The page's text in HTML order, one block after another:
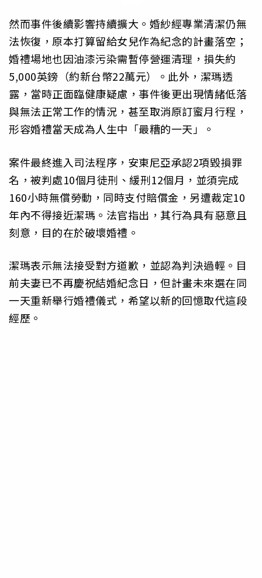
然而事件後續影響持續擴大。婚紗經專業清潔仍無
法恢復，原本打算留給女兒作為紀念的計畫落空；
婚禮場地也因油漆污染需暫停營運清理，損失約
5,000英鎊（約新台幣22萬元）。此外，潔瑪透
露，當時正面臨健康疑慮，事件後更出現情緒低落
與無法正常工作的情況，甚至取消原訂蜜月行程，
形容婚禮當天成為人生中「最糟的一天」。
案件最終進入司法程序，安東尼亞承認2項毀損罪
名，被判處10個月徒刑、緩刑12個月，並須完成
160小時無償勞動，同時支付賠償金，另遭裁定10
年內不得接近潔瑪。法官指出，其行為具有惡意且
刻意，目的在於破壞婚禮。
潔瑪表示無法接受對方道歉，並認為判決過輕。目
前夫妻已不再慶祝結婚紀念日，但計畫未來選在同
一天重新舉行婚禮儀式，希望以新的回憶取代這段
經歷。